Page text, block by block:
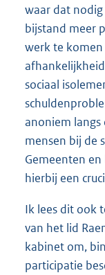
waar dat
bijstand meer
werk te komen
sociaal
anoniem
mensen bij de
Gemeenten
hierbij een
Ik lees dit ook
van het lid
kabinet om,
participatie